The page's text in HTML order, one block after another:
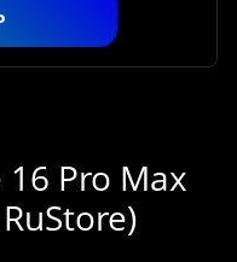
Pro Max